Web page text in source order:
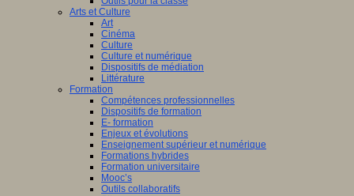
Arts et Culture
Art
Cinéma
Culture
Culture et numérique
Dispositifs de médiation
Littérature
Formation
Compétences professionnelles
Dispositifs de formation
E- formation
Enjeux et évolutions
Enseignement supérieur et numérique
Formations hybrides
Formation universitaire
Mooc’s
Outils collaboratifs